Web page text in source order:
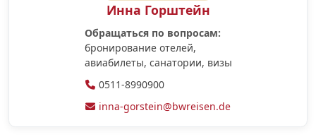
Инна Горштейн
Обращаться по вопросам:
бронирование отелей,
авиабилеты, санатории, визы
0511-8990900
inna-gorstein@bwreisen.de